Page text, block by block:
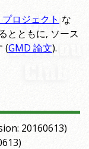
ロジェクト な
とともに, ソース
(GMD 論文).
20160613)